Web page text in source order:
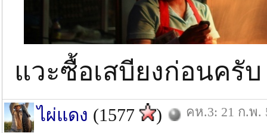
แวะซื้อเสบียงก่อนครับ
ไผ่แดง (1577 ) คห.3: 21 ก.พ.